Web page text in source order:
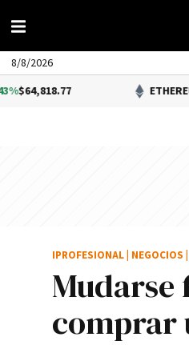
8/8/2026
ETHEREUM 0.73%
Mudarse
comprar
IPROFESIONAL NEGOCIOS